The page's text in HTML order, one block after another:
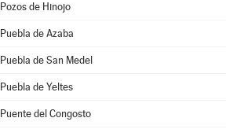
Pozos de Hinojo
Puebla de Azaba
Puebla de San Medel
Puebla de Yeltes
Puente del Congosto